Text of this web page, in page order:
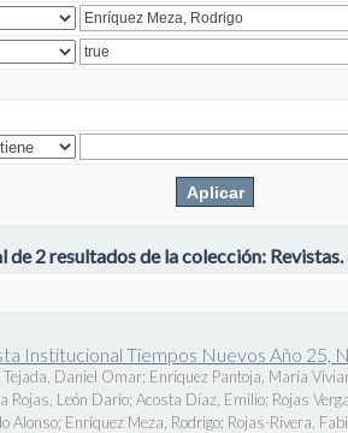
2 resultados de la colección: Revistas.
Institucional Tiempos Nuevos Año 25,
Tejada, Daniel Omar; Enríquez Pantoja, María
Rojas, León Darío; Acosta Díaz, Emilio; Rojas
Alonso; Enríquez Meza, Rodrigo; Rojas-Rivera,